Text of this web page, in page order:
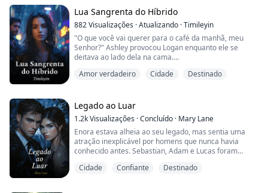
Eu não tinha olhado para o rosto dele, então levantei a
cabeça.
"Olhos... olhos vermelhos." Eu não conseguia manter...
Lua Sangrenta do Híbrido
882Visualizações ·Atualizando ·Timileyin
"O que você vai querer para o café da manhã, meu
Senhor?" Ashley provocou Logan enquanto ele se
deitava ao lado dela na cama.
a nos lábios enquanto acariciava seu seio volumoso ao
"Tem certeza?" Ele provocou com um sorriso malicioso
nos lábios adoravelmente carnudos.
As bochechas de Ashley ficaram escarlat...
Amor verdadeiro Cidade Destinado
Legado ao Luar
1.2kVisualizações ·Concluído · Mary Lane
Enora estava alheia ao seu legado, mas sentia uma
atração inexplicável por homens que nunca havia
conhecido antes. Sebastian, Adam e Lucas foram
liderança.
Cidade Confiante Destinado